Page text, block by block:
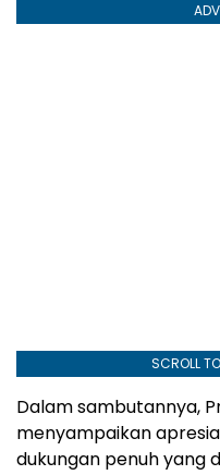
SCROLL
Dalam sambutannya,
menyampaikan
dukungan penuh yang